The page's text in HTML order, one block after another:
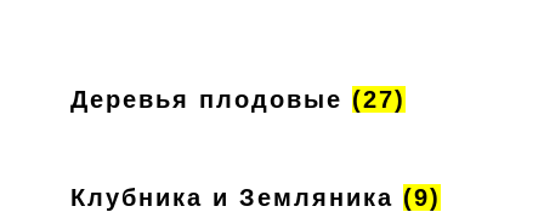
Деревья плодовые (27)
Клубника и Земляника (9)